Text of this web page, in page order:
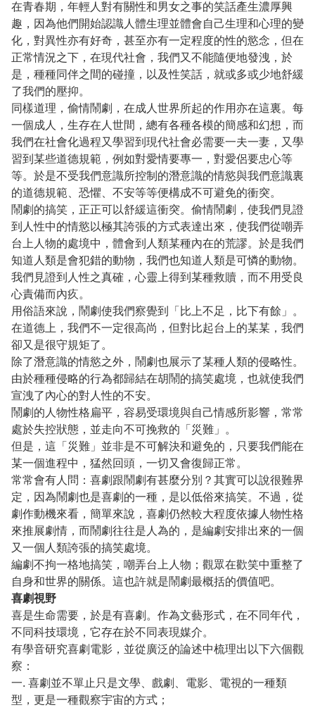
在青春期，年輕人對有關性和男女之事的笑話產生濃厚興
趣，因為他們開始認識人體生理並體會自己生理和心理的變
化，對異性亦有好奇，甚至亦有一定程度的性的慾念，但在
正常情況之下，在現代社會，我們又不能隨便地發洩，於
是，種種同伴之間的碰撞，以及性笑話，就或多或少地舒緩
了我們的壓抑。
同樣道理，偷情鬧劇，在成人世界所起的作用亦在這裏。每
一個成人，生存在人世間，總有各種各模的簡感和幻想，而
我們在社會化過程又學習到現代社會必需要一夫一妻，又學
習到某些道德規範，例如對愛情要專一，對愛侶要忠心等
等。於是不受我們意識所控制的潛意識的情慾與我們意識裏
的道德規範、恐懼、不安等等便構成不可避免的衝突。
鬧劇的搞笑，正正可以舒緩這衝突。偷情鬧劇，使我們見證
到人性中的情慾以極其誇張的方式表達出來，使我們從嘲弄
台上人物的處境中，體會到人類某種內在的荒謬。於是我們
知道人類是會犯錯的動物，我們也知道人類是可憐的動物。
我們見證到人性之真確，心靈上得到某種救贖，而不用受良
心責備而內疚。
用俗語來說，鬧劇使我們察覺到「比上不足，比下有餘」。
在道德上，我們不一定很高尚，但對比起台上的某某，我們
卻又是很守規矩了。
除了潛意識的情慾之外，鬧劇也展示了某種人類的侵略性。
由於種種侵略的行為都歸結在胡鬧的搞笑處境，也就使我們
宣洩了內心的對人性的不安。
鬧劇的人物性格扁平，容易受環境與自己情感所影響，常常
處於失控狀態，並走向不可挽救的「災難」。
但是，這「災難」並非是不可解決和避免的，只要我們能在
某一個進程中，猛然回頭，一切又會復歸正常。
常常會有人問：喜劇跟鬧劇有甚麼分別？其實可以說很難界
定，因為鬧劇也是喜劇的一種，是以低俗來搞笑。不過，從
劇作動機來看，簡單來說，喜劇仍然較大程度依據人物性格
來推展劇情，而鬧劇往往是人為的，是編劇安排出來的一個
又一個人類誇張的搞笑處境。
編劇不拘一格地搞笑，嘲弄台上人物；觀眾在歡笑中重整了
自身和世界的關係。這也許就是鬧劇最概括的價值吧。
喜劇視野
喜是生命需要，於是有喜劇。作為文藝形式，在不同年代，
不同科技環境，它存在於不同表現媒介。
有學音研究喜劇電影，並從廣泛的論述中梳理出以下六個觀
察：
一. 喜劇並不單止只是文學、戲劇、電影、電視的一種類
型，更是一種觀察宇宙的方式；